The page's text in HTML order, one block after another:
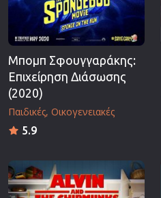
Μπομπ Σφουγγαράκης:
Επιχείρηση Διάσωσης
(2020)
Παιδικές Οικογενειακές
5.9